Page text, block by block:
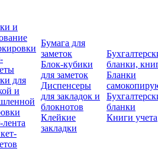
и
для
и
Бумага для
заметок
Блок-кубики
для заметок
Диспенсеры
для закладок и
блокнотов
Клейкие
закладки
бланки,
Бланки
бланки
Книги учета